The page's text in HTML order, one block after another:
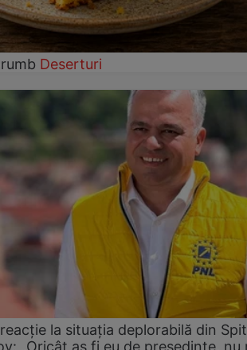
Deserturi
la situația deplorabilă din
„Oricât aș fi eu de președinte, nu